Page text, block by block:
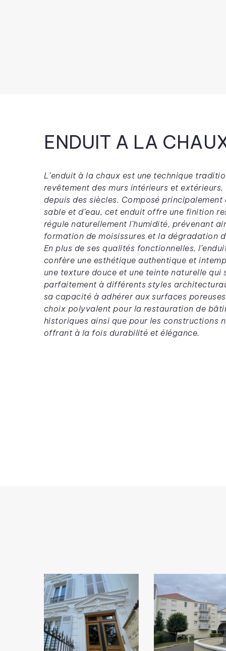
ENDUIT A LA
L’enduit à la chaux est une technique
revêtement des murs intérieurs et extérieurs,
depuis des siècles. Composé principalement
sable et d’eau, cet enduit offre une finition
régule naturellement l’humidité, prévenant
formation de moisissures et la dégradation
En plus de ses qualités fonctionnelles,
confère une esthétique authentique et
une texture douce et une teinte naturelle qui
parfaitement à différents styles
sa capacité à adhérer aux surfaces
choix polyvalent pour la restauration de
historiques ainsi que pour les constructions
offrant à la fois durabilité et élégance.